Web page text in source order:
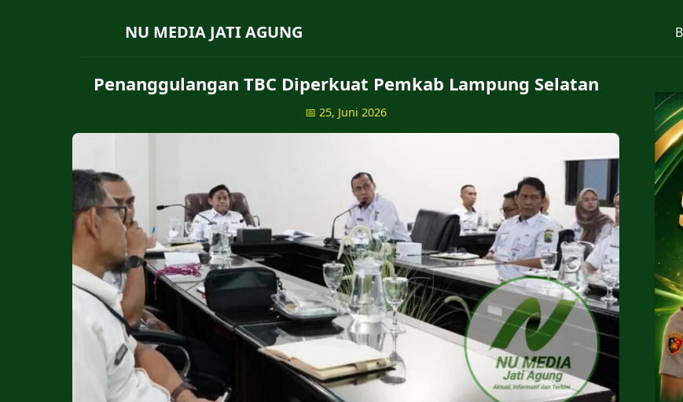
NU MEDIA JATI AGUNG
Penanggulangan TBC Diperkuat Pemkab Lampung Selatan
📅 25, Juni 2026